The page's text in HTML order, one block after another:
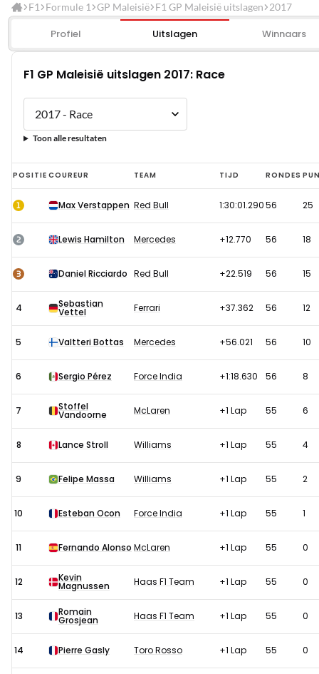
F1 Formule 1 GP Maleisië F1 GP Maleisië uitslagen 2017
Profiel Uitslagen Winnaars
F1 GP Maleisië uitslagen 2017: Race
Toon alle resultaten
F1
GP
Maleisië
uitslagen
Race
POSITIE COUREUR TEAM TIJD RONDES
1 Max Verstappen Red Bull 1:30:01.29056 25
2 Lewis Hamilton Mercedes +12.770 56 18
3 Daniel Ricciardo Red Bull +22.519 56 15
4 Sebastian
Vettel Ferrari +37.362 56 12
5 Valtteri Bottas Mercedes +56.021 56 10
6 Sergio Pérez Force India +1:18.630 56 8
7 Stoffel
Vandoorne McLaren +1 Lap 55 6
8 Lance Stroll Williams +1 Lap 55 4
9 Felipe Massa Williams +1 Lap 55 2
10 Esteban Ocon Force India +1 Lap 55 1
11 Fernando Alonso McLaren +1 Lap 55 0
12 Kevin
Magnussen Haas F1 Team +1 Lap 55 0
13 Romain
Grosjean Haas F1 Team +1 Lap 55 0
14 Pierre Gasly Toro Rosso +1 Lap 55 0